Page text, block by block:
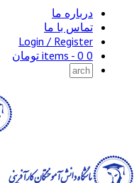
درباره ما
تماس با ما
Login / Register
0 items -
0 تومان